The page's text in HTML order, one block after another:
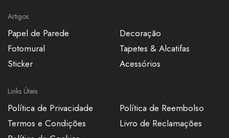
Artigos
Papel de Parede
Fotomural
Sticker
Decoração
Tapetes & Alcatifas
Acessórios
Links Úteis
Política de Privacidade
Termos e Condições
Política de Reembolso
Livro de Reclamações